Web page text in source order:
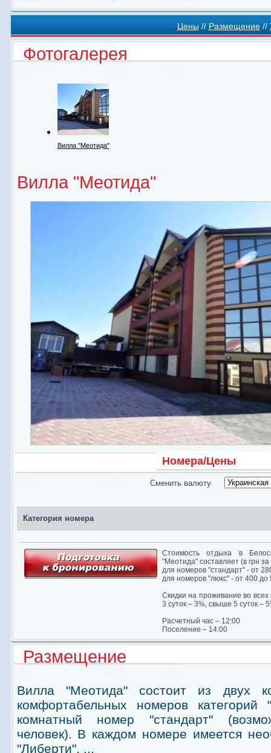
Цены // Размещение//
Фотогалерея
Вилла "Меотида"
1-комнатный номер "люкс"
Сауна
Прачечная
Вилла "Меотида"
Номера/Цены
Сменить валюту
Категория номера
Стоимость отдыха в
"Меотида" составляет (в грн
для номеров "стандарт" - от
для номеров "люкс" - от 400 до
Скидки на проживание во
3 суток – 3%, свыше 5 суток –
Расчетный час – 12:00
Поселение – 14:00
Размещение
Вилла "Меотида" состоит из двух
комфортабельных номеров
комнатный номер "стандарт"
человек). В каждом номере имеется
"Либерти", ...